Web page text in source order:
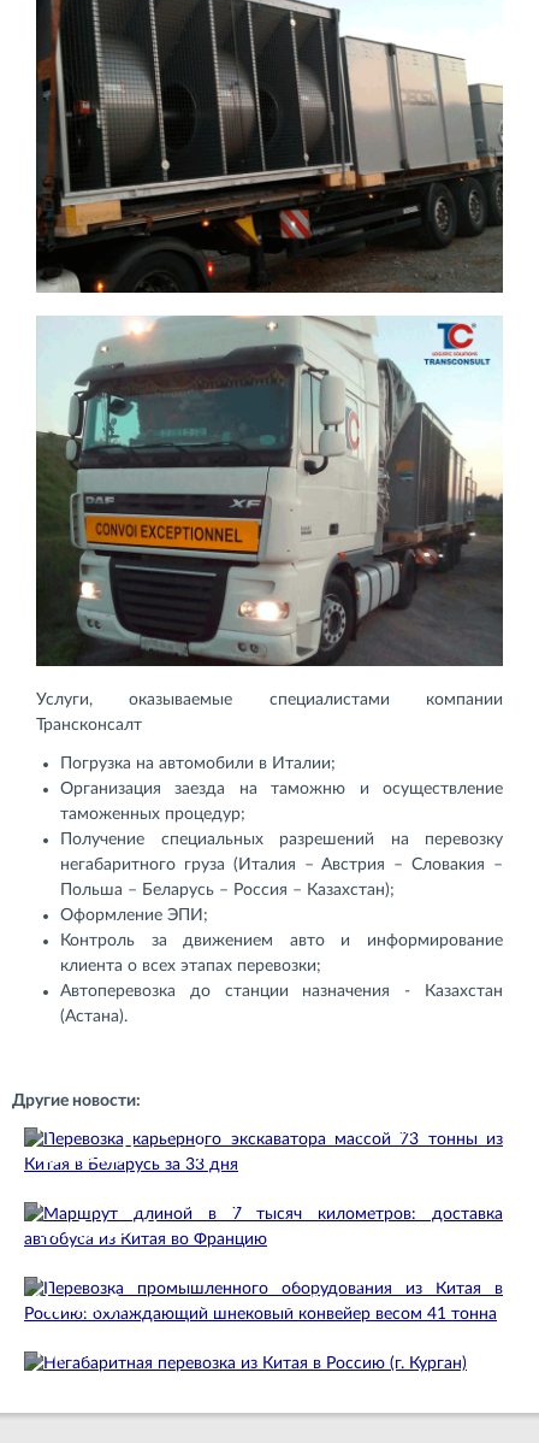
Услуги, оказываемые специалистами компании
Трансконсалт
Погрузка на автомобили в Италии;
Организация заезда на таможню и осуществление
таможенных процедур;
Получение специальных разрешений на перевозку
негабаритного груза (Италия – Австрия – Словакия –
Польша – Беларусь – Россия – Казахстан);
Оформление ЭПИ;
Контроль за движением авто и информирование
клиента о всех этапах перевозки;
Автоперевозка до станции назначения - Казахстан
(Астана).
Другие новости:
22.07.2026
Перевозка карьерного экскаватора массой 73
тонны из Китая в Беларусь…
16.06.2026
Маршрут длиной в 7 тысяч километров: доставка
автобуса из Китая…
22.10.2025
Перевозка промышленного оборудования из
Китая в Россию: охлаждающий…
Негабаритная перевозка из Китая в Россию (г.
Курган)